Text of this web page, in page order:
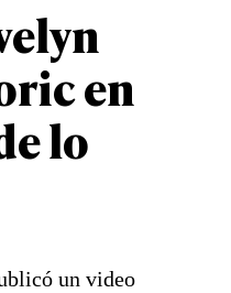
en
lo
un video